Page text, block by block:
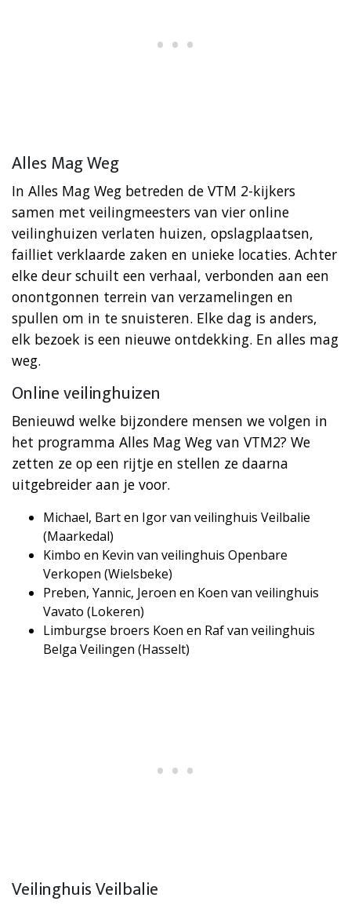
Alles Mag Weg
In Alles Mag Weg betreden de VTM 2-kijkers
samen met veilingmeesters van vier online
veilinghuizen verlaten huizen, opslagplaatsen,
failliet verklaarde zaken en unieke locaties. Achter
elke deur schuilt een verhaal, verbonden aan een
onontgonnen terrein van verzamelingen en
spullen om in te snuisteren. Elke dag is anders,
elk bezoek is een nieuwe ontdekking. En alles mag
weg.
Online veilinghuizen
Benieuwd welke bijzondere mensen we volgen in
het programma Alles Mag Weg van VTM2? We
zetten ze op een rijtje en stellen ze daarna
uitgebreider aan je voor.
Michael, Bart en Igor van veilinghuis Veilbalie
(Maarkedal)
Kimbo en Kevin van veilinghuis Openbare
Verkopen (Wielsbeke)
Preben, Yannic, Jeroen en Koen van veilinghuis
Vavato (Lokeren)
Limburgse broers Koen en Raf van veilinghuis
Belga Veilingen (Hasselt)
Veilinghuis Veilbalie